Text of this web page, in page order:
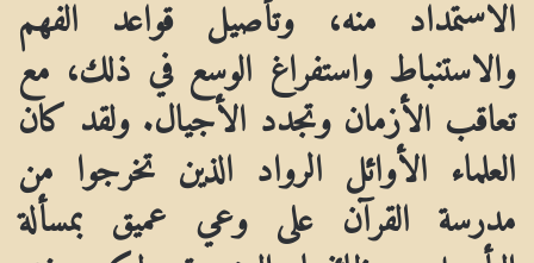
والاستنباط واستفراغ الوسع في ذلك، مع
تعاقب الأزمان وتجدد الأجيال. ولقد كان
العلماء الأوائل الرواد الذين تخرجوا من
مدرسة القرآن على وعي عميق بمسألة